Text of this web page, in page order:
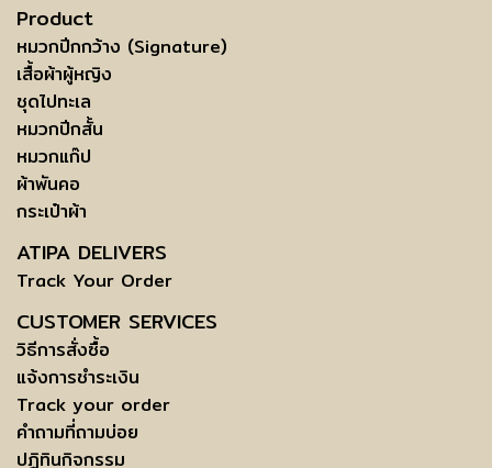
Product
หมวกปีกกว้าง (Signature)
เสื้อผ้าผู้หญิง
ชุดไปทะเล
หมวกปีกสั้น
หมวกแก๊ป
ผ้าพันคอ
กระเป๋าผ้า
ATIPA DELIVERS
Track Your Order
CUSTOMER SERVICES
วิธีการสั่งซื้อ
แจ้งการชำระเงิน
Track your order
คำถามที่ถามบ่อย
ปฏิทินกิจกรรม